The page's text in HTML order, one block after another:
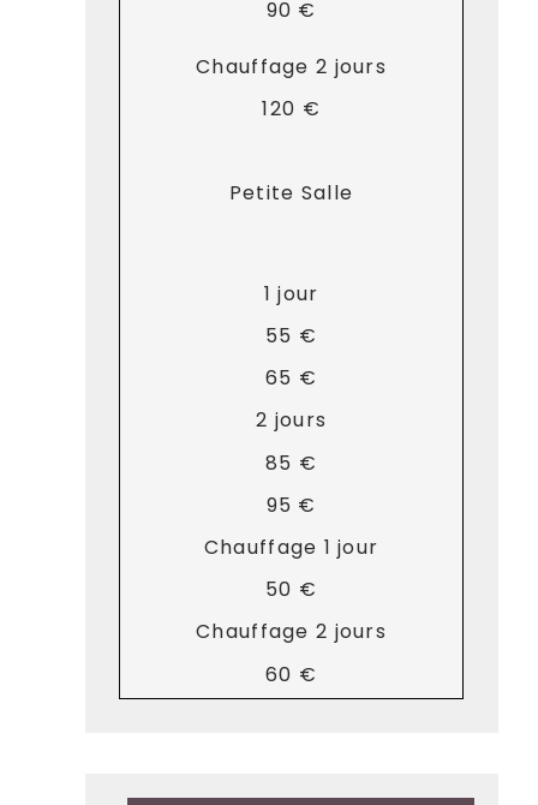
90 €
Chauffage 2 jours
120 €
Petite Salle
1 jour
55 €
65 €
2 jours
85 €
95 €
Chauffage 1 jour
50 €
Chauffage 2 jours
60 €